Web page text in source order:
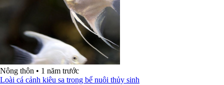
Nông thôn • 1 năm trước
Loài cá cảnh kiêu sa trong bể nuôi thủy sinh